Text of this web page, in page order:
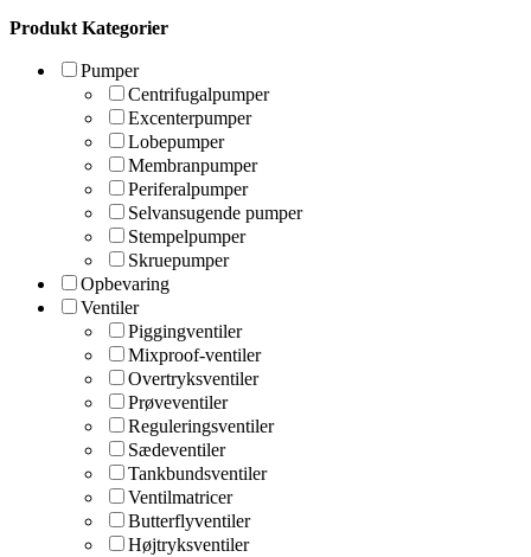
Produkt Kategorier
Pumper
Centrifugalpumper
Excenterpumper
Lobepumper
Membranpumper
Periferalpumper
Selvansugende pumper
Stempelpumper
Skruepumper
Opbevaring
Ventiler
Piggingventiler
Mixproof-ventiler
Overtryksventiler
Prøveventiler
Reguleringsventiler
Sædeventiler
Tankbundsventiler
Ventilmatricer
Butterflyventiler
Højtryksventiler